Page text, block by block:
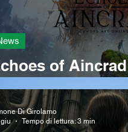
of
Di Girolamo
Tempo di lettura: 3 min